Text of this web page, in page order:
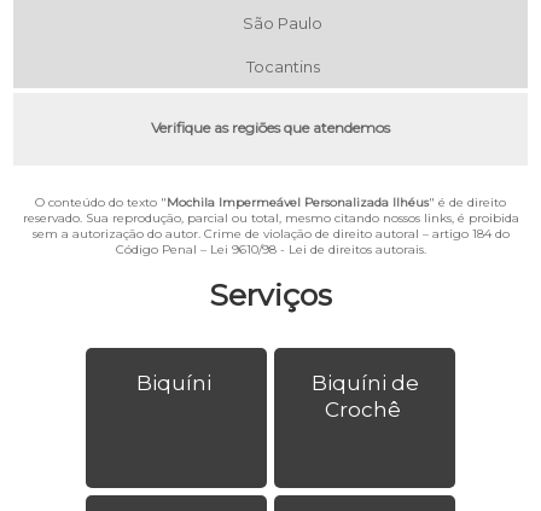
Serviços
Biquíni
Biquíni de
Crochê
São Paulo
Tocantins
Verifique as regiões que atendemos
O conteúdo do texto "Mochila Impermeável Personalizada Ilhéus" é de direito
reservado. Sua reprodução, parcial ou total, mesmo citando nossos links, é proibida
sem a autorização do autor. Crime de violação de direito autoral – artigo 184 do
Código Penal – Lei 9610/98 - Lei de direitos autorais.